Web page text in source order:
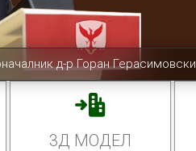
д-р Горан Герасимовски
3Д МОДЕЛ